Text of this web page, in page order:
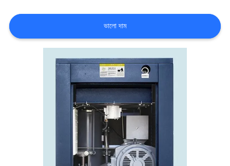
খবর
ভালো দাম